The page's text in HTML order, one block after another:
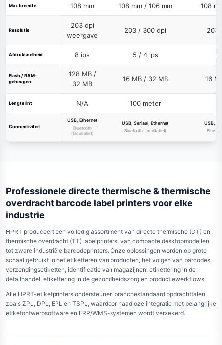
Max breedte 108 mm 108 mm / 106 mm 108
Resolutie
203 dpi
weergave
203 / 300 dpi 203
Afdruksnelheid 8 ips 5 / 4 ips 5
Flash / RAM-
geheugen
128 MB /
32 MB
16 MB / 32 MB 16
Lengte lint N/A 100 meter
Connectiviteit
USB, Ethernet
Bluetooth
(facultatief)
USB, Seriaal, Ethernet
Bluetooth (facultatief)
USB,
Professionele directe thermische & thermische
overdracht barcode label printers voor elke
industrie
HPRT produceert een volledig assortiment van directe thermische (DT) en
thermische overdracht (TT) labelprinters, van compacte desktopmodellen
tot zware industriële barcodeprinters. Onze oplossingen worden op grote
schaal gebruikt in het etiketteren van producten, het volgen van barcodes,
verzendingsetiketten, identificatie van magazijnen, etikettering in de
detailhandel, etikettering in de gezondheidszorg en productiewerkflows.
Alle HPRT-etiketprinters ondersteunen branchestandaard opdrachttalen
zoals ZPL, DPL, EPL en TSPL, waardoor naadloze integratie met belangrijke
etiketontwerpsoftware en ERP/WMS-systemen wordt verzekerd.